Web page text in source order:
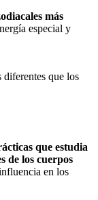
más
especial y
diferentes que los
que estudia
de los cuerpos
en los